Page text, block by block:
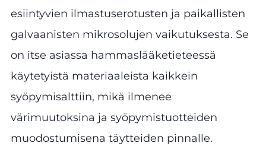
esiintyvien ilmastuserotusten ja paikallisten
galvaanisten mikrosolujen vaikutuksesta. Se
on itse asiassa hammaslääketieteessä
käytetyistä materiaaleista kaikkein
syöpymisalttiin, mikä ilmenee
värimuutoksina ja syöpymistuotteiden
muodostumisena täytteiden pinnalle.